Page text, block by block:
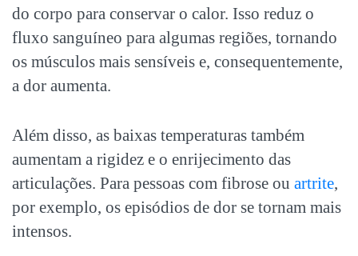
do corpo para conservar o calor. Isso reduz o
fluxo sanguíneo para algumas regiões, tornando
os músculos mais sensíveis e, consequentemente,
a dor aumenta.
Além disso, as baixas temperaturas também
aumentam a rigidez e o enrijecimento das
articulações. Para pessoas com fibrose ou artrite,
por exemplo, os episódios de dor se tornam mais
intensos.